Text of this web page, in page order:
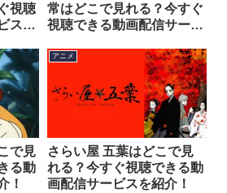
視聴
スを
常はどこで見れる？今すぐ
視聴できる動画配信サービ
で見
る動
！
アニメ
さらい屋 五葉はどこで見
れる？今すぐ視聴できる動
画配信サービスを紹介！